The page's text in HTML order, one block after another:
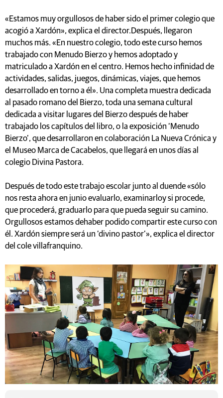
«Estamos muy orgullosos de haber sido el primer colegio que
acogió a Xardón», explica el director.Después, llegaron
muchos más. «En nuestro colegio, todo este curso hemos
trabajado con Menudo Bierzo y hemos adoptado y
matriculado a Xardón en el centro. Hemos hecho infinidad de
actividades, salidas, juegos, dinámicas, viajes, que hemos
desarrollado en torno a él». Una completa muestra dedicada
al pasado romano del Bierzo, toda una semana cultural
dedicada a visitar lugares del Bierzo después de haber
trabajado los capítulos del libro, o la exposición ‘Menudo
Bierzo’, que desarrollaron en colaboración La Nueva Crónica y
el Museo Marca de Cacabelos, que llegará en unos días al
colegio Divina Pastora.
Después de todo este trabajo escolar junto al duende «sólo
nos resta ahora en junio evaluarlo, examinarloy si procede,
que procederá, graduarlo para que pueda seguir su camino.
Orgullosos estamos dehaber podido compartir este curso con
él. Xardón siempre será un ‘divino pastor’», explica el director
del cole villafranquino.